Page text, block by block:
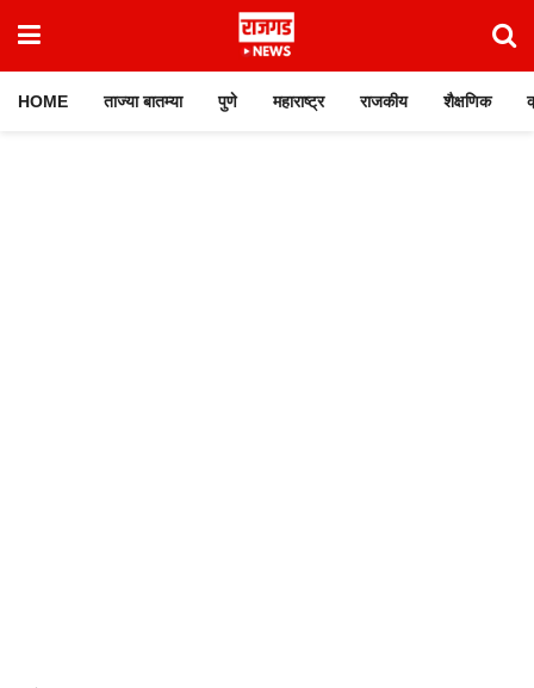
HOME ताज्या बातम्या पुणे महाराष्ट्र राजकीय शैक्षणिक